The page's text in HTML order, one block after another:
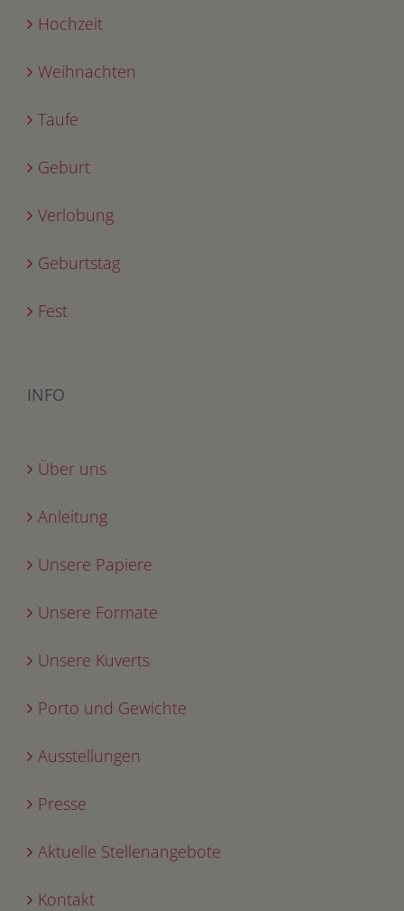
Hochzeit
Weihnachten
Taufe
Geburt
Verlobung
Geburtstag
Fest
INFO
Über uns
Anleitung
Unsere Papiere
Unsere Formate
Unsere Kuverts
Porto und Gewichte
Ausstellungen
Presse
Aktuelle Stellenangebote
Kontakt